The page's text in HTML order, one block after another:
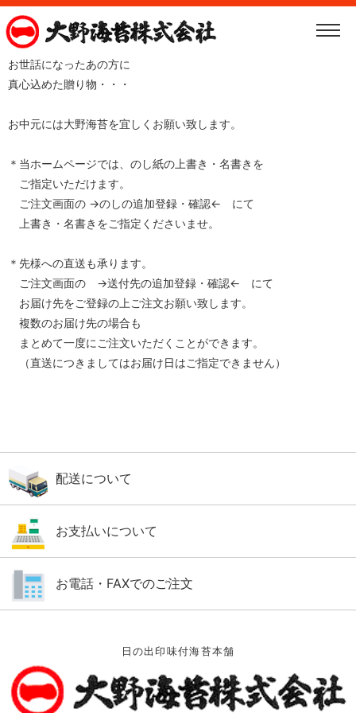
お世話になったあの方に
真心込めた贈り物・・・
お中元には大野海苔を宜しくお願い致します。
＊当ホームページでは、のし紙の上書き・名書きを
ご指定いただけます。
ご注文画面の →のしの追加登録・確認← にて
上書き・名書きをご指定くださいませ。
＊先様への直送も承ります。
ご注文画面の →送付先の追加登録・確認← にて
お届け先をご登録の上ご注文お願い致します。
複数のお届け先の場合も
まとめて一度にご注文いただくことができます。
（直送につきましてはお届け日はご指定できません）
配送について
お支払いについて
お電話・FAXでのご注文
日の出印味付海苔本舗